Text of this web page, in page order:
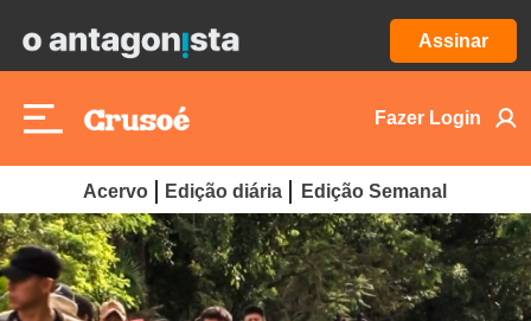
Assinar
Fazer Login
Acervo Edição diária Edição Semanal